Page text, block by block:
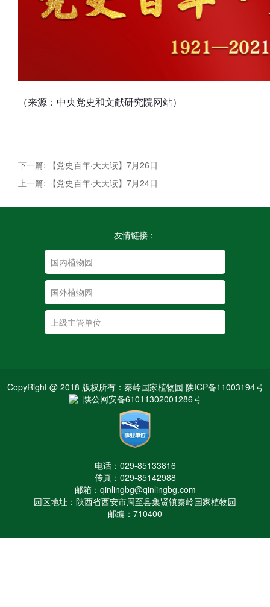
（来源：中央党史和文献研究院网站）
下一篇: 【党史百年·天天读】7月26日
上一篇: 【党史百年·天天读】7月24日
友情链接：
CopyRight @ 2018 版权所有：秦岭国家植物园 陕ICP备11003194号
陕公网安备61011302001286号
电话：029-85133816
传真：029-85142988
邮箱：qinlingbg@qinlingbg.com
园区地址：陕西省西安市周至县集贤镇秦岭国家植物园
邮编：710400